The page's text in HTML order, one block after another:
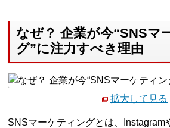
なぜ？ 企業が今“SNSマ
グ”に注力すべき理由
拡大して見る
SNSマーケティングとは、Instagram